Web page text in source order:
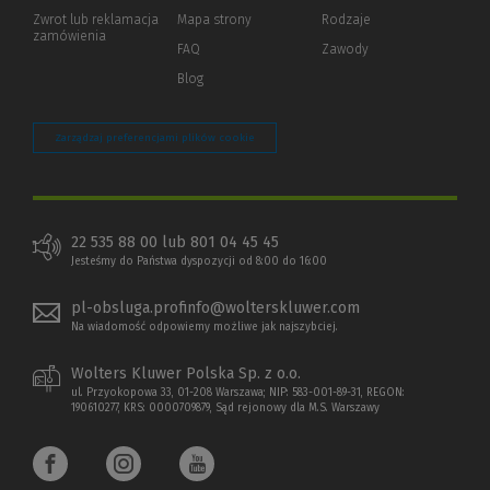
innej
Zwrot lub reklamacja
zamówienia
Mapa strony
FAQ
Blog
Rodzaje
Zawody
Zarządzaj preferencjami plików cookie
22 535 88 00 lub 801 04 45 45
Jesteśmy do Państwa dyspozycji od 8:00 do 16:00
pl-obsluga.profinfo@wolterskluwer.com
Na wiadomość odpowiemy możliwe jak najszybciej.
Wolters Kluwer Polska Sp. z o.o.
ul. Przyokopowa 33, 01-208 Warszawa; NIP: 583-001-89-31, REGON:
190610277, KRS: 0000709879, Sąd rejonowy dla M.S. Warszawy